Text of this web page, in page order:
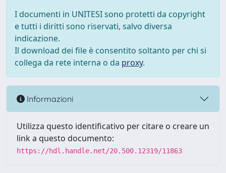
I documenti in UNITESI sono protetti da copyright
e tutti i diritti sono riservati, salvo diversa
indicazione.
Il download dei file è consentito soltanto per chi si
collega da rete interna o da proxy.
Informazioni
Utilizza questo identificativo per citare o creare un
link a questo documento:
https://hdl.handle.net/20.500.12319/11863